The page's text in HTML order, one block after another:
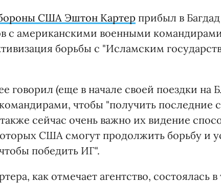
США Эштон Картер прибыл в
с американскими военными
борьбы с "Исламским
говорил (еще в начале своей поездки на
чтобы "получить последние
сейчас очень важно их видение
США смогут продолжить борьбу и
победить ИГ".
как отмечает агентство, состоялась